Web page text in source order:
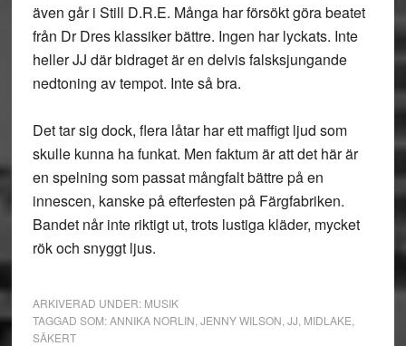
även går i Still D.R.E. Många har försökt göra beatet
från Dr Dres klassiker bättre. Ingen har lyckats. Inte
heller JJ där bidraget är en delvis falsksjungande
nedtoning av tempot. Inte så bra.
Det tar sig dock, flera låtar har ett maffigt ljud som
skulle kunna ha funkat. Men faktum är att det här är
en spelning som passat mångfalt bättre på en
innescen, kanske på efterfesten på Färgfabriken.
Bandet når inte riktigt ut, trots lustiga kläder, mycket
rök och snyggt ljus.
ARKIVERAD UNDER: MUSIK
TAGGAD SOM:ANNIKA NORLIN JENNY WILSON JJ MIDLAKE
SÄKERT